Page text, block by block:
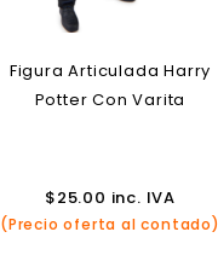
Figura Articulada Harry
Potter Con Varita
$25.00 inc. IVA
(Precio oferta al contado)